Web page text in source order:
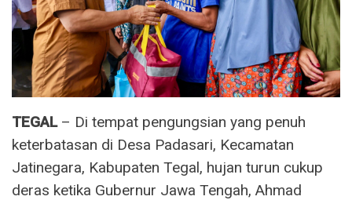
TEGAL– Di tempat pengungsian yang penuh
keterbatasan di Desa Padasari, Kecamatan
Jatinegara, Kabupaten Tegal, hujan turun cukup
deras ketika Gubernur Jawa Tengah, Ahmad